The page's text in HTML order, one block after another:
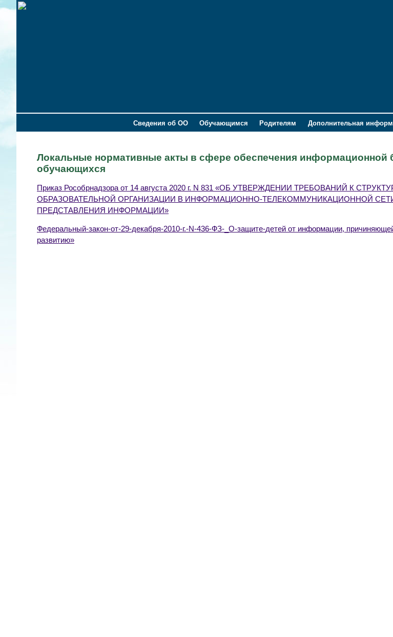
Сведения об ОО Обучающимся Родителям Дополнительная
Локальные нормативные акты в сфере обеспечения информационной
обучающихся
Приказ Рособрнадзора от 14 августа 2020 г. N 831 «ОБ УТВЕРЖДЕНИИ ТРЕБОВАНИЙ К
ОБРАЗОВАТЕЛЬНОЙ ОРГАНИЗАЦИИ В ИНФОРМАЦИОННО-ТЕЛЕКОММУНИКАЦИОННОЙ
ПРЕДСТАВЛЕНИЯ ИНФОРМАЦИИ»
Федеральный-закон-от-29-декабря-2010-г.-N-436-ФЗ-_О-защите-детей от информации,
развитию»